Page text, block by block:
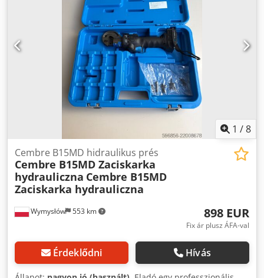
1 /8
Wymysłów 553 km
Cembre B15MD hidraulikus prés
Cembre B15MD Zaciskarka
hydrauliczna Cembre B15MD
Zaciskarka hydrauliczna
898 EUR
Fix ár plusz ÁFA-val
Érdeklődni Hívás